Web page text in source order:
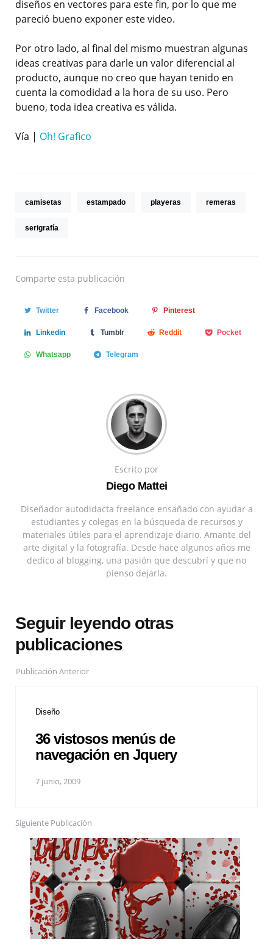
diseños en vectores para este fin, por lo que me
pareció bueno exponer este video.
Por otro lado, al final del mismo muestran algunas
ideas creativas para darle un valor diferencial al
producto, aunque no creo que hayan tenido en
cuenta la comodidad a la hora de su uso. Pero
bueno, toda idea creativa es válida.
Vía | Oh! Grafico
camisetas estampado playeras remeras
serigrafía
Comparte esta publicación
Twitter Facebook Pinterest
Linkedin Tumblr Reddit Pocket
Whatsapp Telegram
Escrito por
Diego Mattei
Diseñador autodidacta freelance ensañado con ayudar a
estudiantes y colegas en la búsqueda de recursos y
materiales útiles para el aprendizaje diario. Amante del
arte digital y la fotografía. Desde hace algunos años me
dedico al blogging, una pasión que descubrí y que no
pienso dejarla.
Seguir leyendo otras
publicaciones
Publicación Anterior
Diseño
36 vistosos menús de
navegación en Jquery
7 junio, 2009
Siguiente Publicación